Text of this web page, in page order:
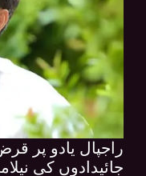
راجپال یادو پر
جائیدادوں کی